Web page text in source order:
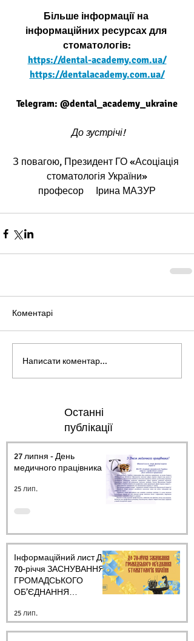
Більше інформації на
інформаційних ресурсах для
стоматологів:
https://dental-academy.com.ua/
https://dentalacademy.com.ua/
Telegram: @dental_academy_ukraine
До зустрічі!
З повагою, Президент ГО «Асоціація
стоматологія України»
професор     Ірина МАЗУР
Коментарі
Написати коментар...
Останні
публікації
27 липня - День
медичного працівника.
25 лип.
Інформаційний лист ДО
70-річчя ЗАСНУВАННЯ
ГРОМАДСЬКОГО
ОБ’ЄДНАННЯ
УКРАЇНИ
25 лип.